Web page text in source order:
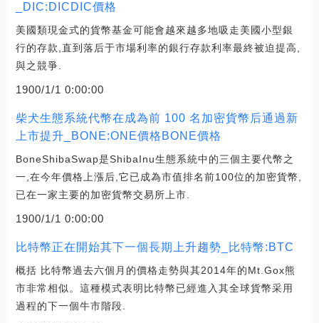
_DIC:DICDIC價格
美國類現金式的貨幣基金可能會越來越多地吸走美國小型銀
行的存款,直到落后于市場利率的銀行存款利率最終被迫提高,
與之競爭.
1900/1/1 0:00:00
柴犬生態系統代幣在成為前 100 名加密貨幣后通過新
上市提升_BONE:ONE價格BONE價格
BoneShibaSwap是ShibaInu生態系統中的三個主要代幣之
一,在今年價格上漲后,它已成為市值排名前100位的加密貨幣,
已在一家主要的加密貨幣交易所上市.
1900/1/1 0:00:00
比特幣正在開始其下一個長期上升趨勢_比特幣:BTC
概括 比特幣過去六個月的價格走勢與其2014年的Mt.Gox熊
市非常相似。這種模式表明比特幣已經進入其全球貨幣采用
過程的下一個牛市階段.